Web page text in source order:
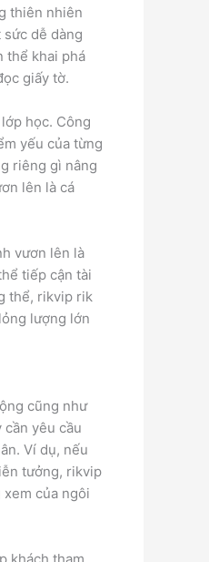
thiên nhiên
dễ dàng
thể khai phá
giấy tờ.
học. Công
yếu của từng
riêng gì nâng
lên là cá
vươn lên là
tiếp cận tài
thể, rikvip rik
lượng lớn
cũng như
yêu cầu
Ví dụ, nếu
tưởng, rikvip
của ngôi